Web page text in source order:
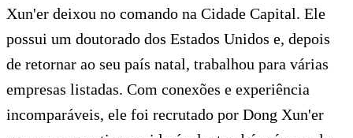
Xun'er deixou no comando na Cidade Capital. Ele
possui um doutorado dos Estados Unidos e, depois
de retornar ao seu país natal, trabalhou para várias
empresas listadas. Com conexões e experiência
incomparáveis, ele foi recrutado por Dong Xun'er